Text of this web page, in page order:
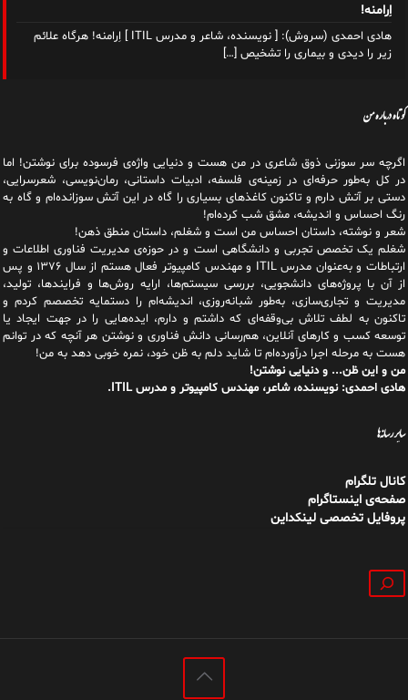
اِرامنه!
هادی احمدی (سروش): [ نویسنده، شاعر و مدرس ITIL ] اِرامنه! هرگاه علائم
زیر را دیدی و بیماری را تشخیص […]
کوتاه درباره من
اگرچه سر سوزنی ذوق شاعری در من هست و دنیایی واژه‌‌ی فرسوده برای نوشتن! اما
در کل به‌طور حرفه‌ای در زمینه‌ی فلسفه، ادبیات داستانی، رمان‌نویسی، شعرسرایی،
دستی بر آتش دارم و تاکنون کاغذهای بسیاری را گاه در این آتش سوزانده‌ام و گاه به
رنگ احساس و اندیشه، مشق شب کرده‌ام!
شعر و نوشته، داستان احساس من است و شغلم، داستان منطق ذهن!
شغلم یک تخصص تجربی و دانشگاهی است و در حوزه‌ی مدیریت فناوری اطلاعات و
ارتباطات و به‌عنوان مدرس ITIL و مهندس کامپیوتر فعال هستم از سال ۱۳۷۶ و پس
از آن با پروژه‌های دانشجویی، بررسی سیستم‌ها، ارایه روش‌ها و فرایندها، تولید،
مدیریت و تجاری‌سازی، به‌طور شبانه‌روزی، اندیشه‌ام را دستمایه تخصصم کردم و
تاکنون به لطف تلاش بی‌وقفه‌ای که داشتم و دارم، اید‌ه‌هایی را در جهت ایجاد یا
توسعه کسب و کارهای آنلاین، هم‌رسانی دانش فناوری و نوشتن هر آنچه که در توانم
هست به مرحله اجرا درآورده‌ام تا شاید دلم به ظن خود، نمره خوبی دهد به من!
من و این ظن... و دنیایی نوشتن!
هادی احمدی: نویسنده، شاعر، مهندس کامپیوتر و مدرس ITIL.
سایر رسانه‌ها
کانال تلگرام
صفحه‌ی اینستاگرام
پروفایل تخصصی لینکداین
جستجو